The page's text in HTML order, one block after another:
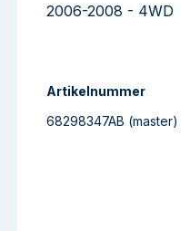
2006-2008 - 4WD
Artikelnummer
68298347AB (master)